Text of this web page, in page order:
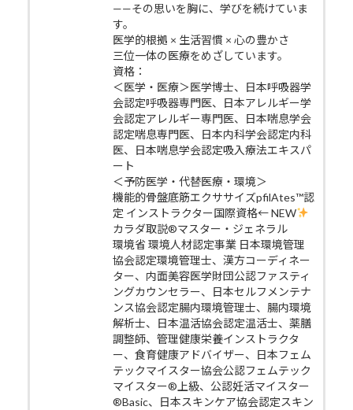
——その思いを胸に、学びを続けていま
す。
医学的根拠 × 生活習慣 × 心の豊かさ
三位一体の医療をめざしています。
資格：
＜医学・医療＞医学博士、日本呼吸器学
会認定呼吸器専門医、日本アレルギー学
会認定アレルギー専門医、日本喘息学会
認定喘息専門医、日本内科学会認定内科
医、日本喘息学会認定吸入療法エキスパ
ート
＜予防医学・代替医療・環境＞
機能的骨盤底筋エクササイズpfilAtes™認
定 インストラクター国際資格← NEW
カラダ取説®マスター・ジェネラル
環境省 環境人材認定事業 日本環境管理
協会認定環境管理士、漢方コーディネー
ター、内面美容医学財団公認ファスティ
ングカウンセラー、日本セルフメンテナ
ンス協会認定腸内環境管理士、腸内環境
解析士、日本温活協会認定温活士、薬膳
調整師、管理健康栄養インストラクタ
ー、食育健康アドバイザー、日本フェム
テックマイスター協会公認フェムテック
マイスター®上級、公認妊活マイスター
®Basic、日本スキンケア協会認定スキン